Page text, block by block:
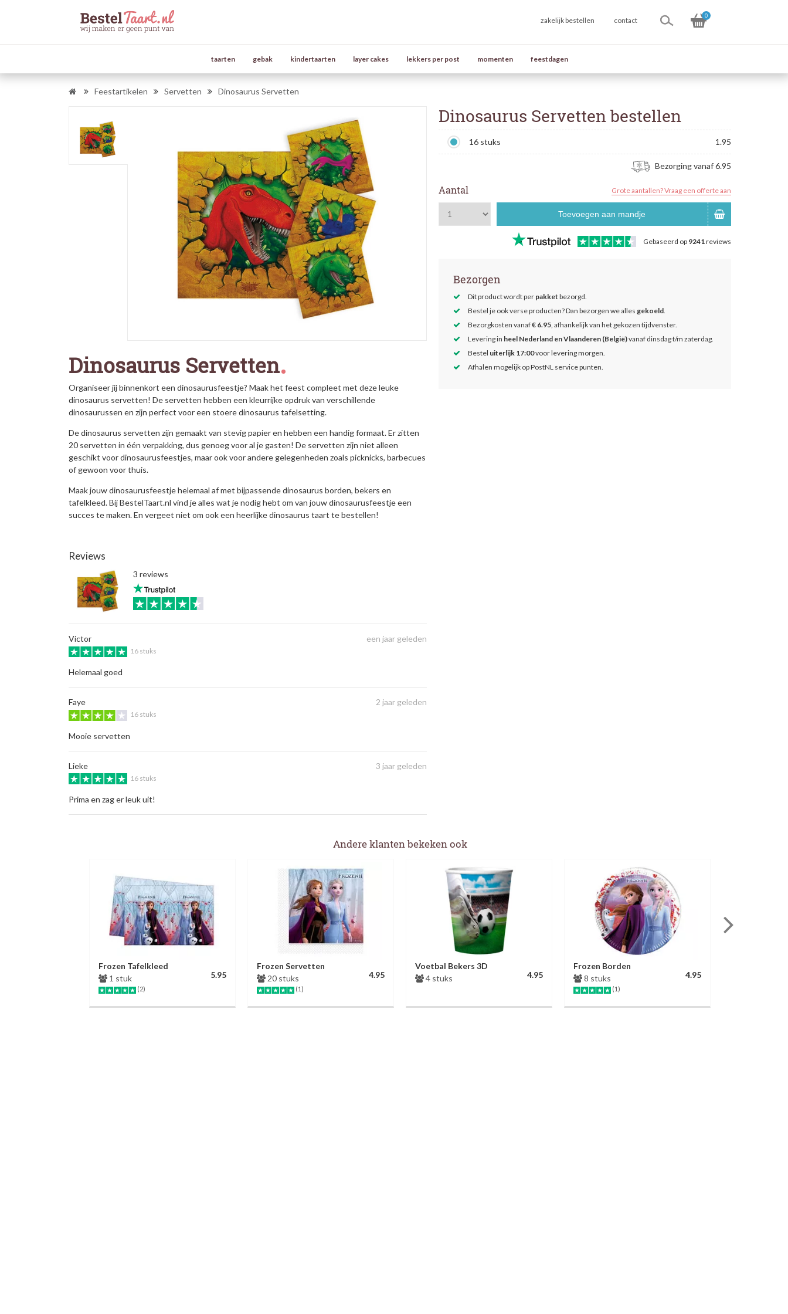
zakelijk bestellen contact
0
taarten gebak kindertaarten layer cakes lekkers per post momenten feestdagen
Feestartikelen Servetten Dinosaurus Servetten
Dinosaurus Servetten bestellen
16 stuks 1.95
Bezorging vanaf 6.95
Aantal Grote aantallen? Vraag een offerte aan
Toevoegen aan mandje
Gebaseerd op 9241reviews
Bezorgen
Dit product wordt per pakket bezorgd.
Bestel je ook verse producten? Dan bezorgen we alles gekoeld.
Bezorgkosten vanaf€ 6.95, afhankelijk van het gekozen tijdvenster.
Levering in heel Nederland en Vlaanderen (België)vanaf dinsdag t/m zaterdag.
Bestel uiterlijk 17:00voor levering morgen.
Afhalen mogelijk op PostNL service punten.
Dinosaurus Servetten
Organiseer jij binnenkort een dinosaurusfeestje? Maak het feest compleet met deze leuke
dinosaurus servetten! De servetten hebben een kleurrijke opdruk van verschillende
dinosaurussen en zijn perfect voor een stoere dinosaurus tafelsetting.
De dinosaurus servetten zijn gemaakt van stevig papier en hebben een handig formaat. Er zitten
20 servetten in één verpakking, dus genoeg voor al je gasten! De servetten zijn niet alleen
geschikt voor dinosaurusfeestjes, maar ook voor andere gelegenheden zoals picknicks, barbecues
of gewoon voor thuis.
Maak jouw dinosaurusfeestje helemaal af met bijpassende dinosaurus borden, bekers en
tafelkleed. Bij BestelTaart.nl vind je alles wat je nodig hebt om van jouw dinosaurusfeestje een
succes te maken. En vergeet niet om ook een heerlijke dinosaurus taart te bestellen!
Reviews
3 reviews
Victor een jaar geleden
16 stuks
Helemaal goed
Faye 2 jaar geleden
16 stuks
Mooie servetten
Lieke 3 jaar geleden
16 stuks
Prima en zag er leuk uit!
Andere klanten bekeken ook
Frozen Tafelkleed
1 stuk
(2)
5.95
Frozen Servetten
20 stuks
(1)
4.95
Voetbal Bekers 3D
4 stuks
4.95
Frozen Borden
8 stuks
(1)
4.95